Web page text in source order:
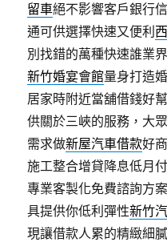
留車絕不影響客戶銀行
通可供選擇快速又便利
別找錯的萬種快速誰業
新竹婚宴會館量身打造
居家時附近當舖借錢好
供關於三峽的服務，大
需求做新屋汽車借款好
施工整合增貸降息低月
專業客製化免費諮詢方
具提供你低利彈性新竹
現讓借款人累的精緻細